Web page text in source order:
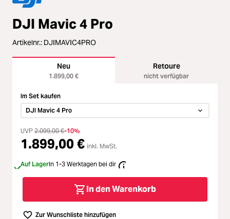
Licht & Studio
Bildbearbeitung
Ferngläser
Second Hand
SALE
DJI Mavic 4 Pro
Artikelnr.: DJIMAVIC4PRO
Neu
1.899,00 €
Retoure
nicht verfügbar
Im Set kaufen
DJI Mavic 4 Pro
UVP 2.099,00 €-10%
1.899,00 € inkl. MwSt.
Auf LagerIn 1-3 Werktagen bei dir
In den Warenkorb
Zur Wunschliste hinzufügen